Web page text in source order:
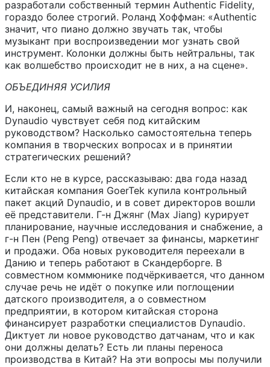
разработали собственный термин Authentic Fidelity,
гораздо более строгий. Роланд Хоффман: «Authentic
значит, что пиано должно звучать так, чтобы
музыкант при воспроизведении мог узнать свой
инструмент. Колонки должны быть нейтральны, так
как волшебство происходит не в них, а на сцене».
ОБЪЕДИНЯЯ УСИЛИЯ
И, наконец, самый важный на сегодня вопрос: как
Dynaudio чувствует себя под китайским
руководством? Насколько самостоятельна теперь
компания в творческих вопросах и в принятии
стратегических решений?
Если кто не в курсе, рассказываю: два года назад
китайская компания GoerTek купила контрольный
пакет акций Dynaudio, и в совет директоров вошли
её представители. Г-н Джянг (Max Jiang) курирует
планирование, научные исследования и снабжение, а
г-н Пен (Peng Peng) отвечает за финансы, маркетинг
и продажи. Оба новых руководителя переехали в
Данию и теперь работают в Скандерборге. В
совместном коммюнике подчёркивается, что данном
случае речь не идёт о покупке или поглощении
датского производителя, а о совместном
предприятии, в котором китайская сторона
финансирует разработки специалистов Dynaudio.
Диктует ли новое руководство датчанам, что и как
они должны делать? Есть ли планы переноса
производства в Китай? На эти вопросы мы получили